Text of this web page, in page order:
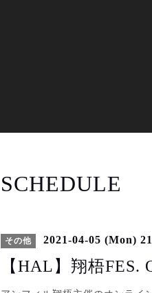
SCHEDULE
その他 2021-04-05 (Mon)
【HAL】翔梧FES.